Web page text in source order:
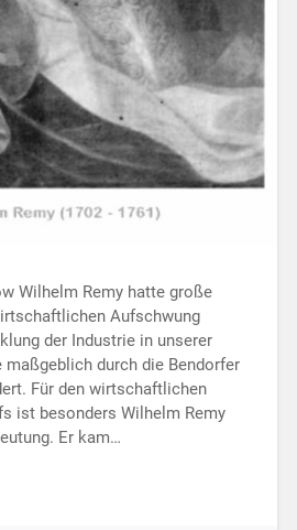
Wilhelm Remy hatte große
Aufschwung
der Industrie in unserer
maßgeblich durch die Bendorfer
Für den wirtschaftlichen
ist besonders Wilhelm Remy
Er kam…